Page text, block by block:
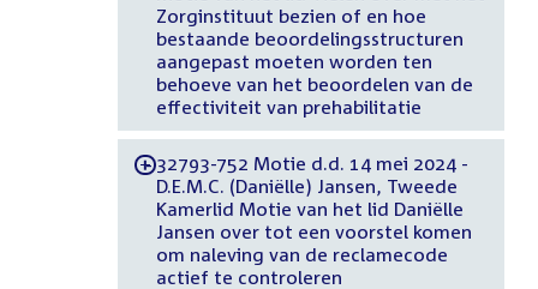
Zorginstituut bezien of en hoe
bestaande beoordelingsstructuren
aangepast moeten worden ten
behoeve van het beoordelen van de
effectiviteit van prehabilitatie
-32793-752 Motie d.d. 14 mei 2024 -
D.E.M.C. (Daniëlle) Jansen, Tweede
Kamerlid Motie van het lid Daniëlle
Jansen over tot een voorstel komen
om naleving van de reclamecode
actief te controleren